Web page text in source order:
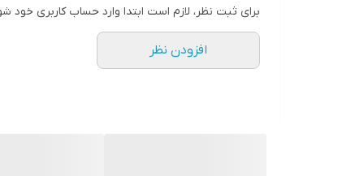
برای ثبت نظر، لازم است ابتدا وارد حساب کاربری خود
افزودن نظر